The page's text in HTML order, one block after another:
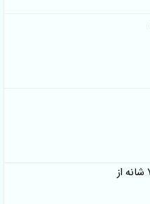
خرید مستقیم فرش 700 شانه از